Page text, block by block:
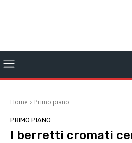
Home Primo piano
PRIMO PIANO
I berretti cromati